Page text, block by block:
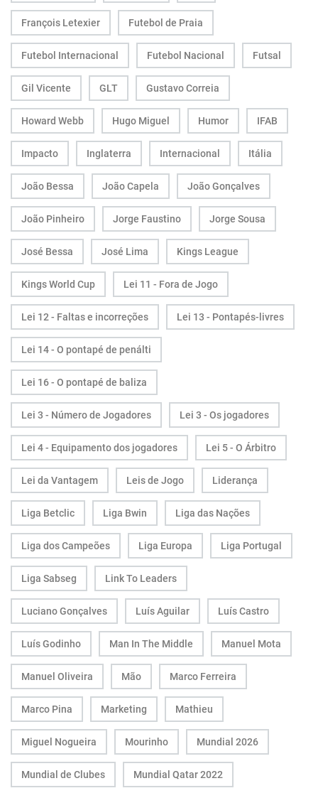
François Letexier Futebol de Praia
Futebol Internacional Futebol Nacional Futsal
Gil Vicente GLT Gustavo Correia
Howard Webb Hugo Miguel Humor IFAB
Impacto Inglaterra Internacional Itália
João Bessa João Capela João Gonçalves
João Pinheiro Jorge Faustino Jorge Sousa
José Bessa José Lima Kings League
Kings World Cup Lei 11 - Fora de Jogo
Lei 12 - Faltas e incorreções Lei 13 - Pontapés-livres
Lei 14 - O pontapé de penálti
Lei 16 - O pontapé de baliza
Lei 3 - Número de Jogadores Lei 3 - Os jogadores
Lei 4 - Equipamento dos jogadores Lei 5 - O Árbitro
Lei da Vantagem Leis de Jogo Liderança
Liga Betclic Liga Bwin Liga das Nações
Liga dos Campeões Liga Europa Liga Portugal
Liga Sabseg Link To Leaders
Luciano Gonçalves Luís Aguilar Luís Castro
Luís Godinho Man In The Middle Manuel Mota
Manuel Oliveira Mão Marco Ferreira
Marco Pina Marketing Mathieu
Miguel Nogueira Mourinho Mundial 2026
Mundial de Clubes Mundial Qatar 2022